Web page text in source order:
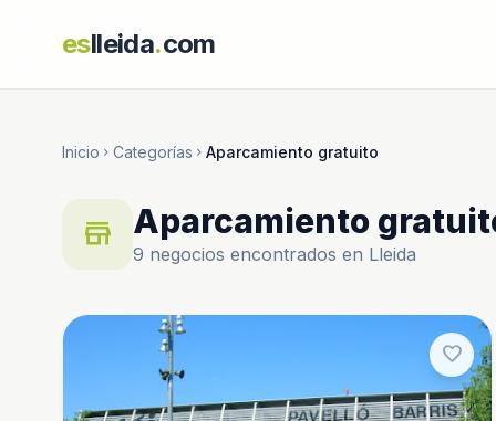
eslleida.com
Inicio chevron_right Categorías chevron_right Aparcamiento gratuito
store Aparcamiento
9 negocios encontrados en Lleida
favorite